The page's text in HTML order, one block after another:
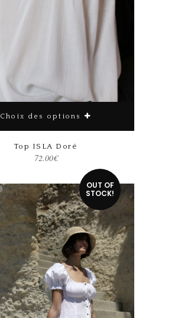
Choix des options
Top ISLA Doré
72.00€
OUT OF
STOCK!
Ce produit a plusieurs variations. Les options peuvent être choisies sur la page du produit